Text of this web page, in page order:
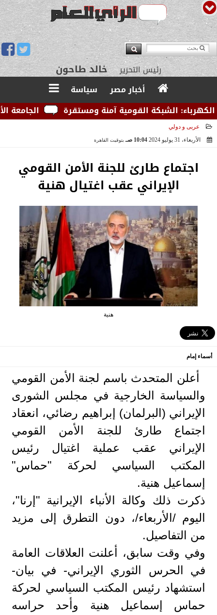
مدير التحرير يوسف قبودان
أخبار مصر
سياسة
الجامعة
الشبكة القومية آمنة ومستقرة
عربى و دولي
الأربعاء، 31 يوليو 2024
10:04 صـ بتوقيت القاهرة
اجتماع طارئ للجنة الأمن القومي
الإيراني عقب اغتيال هنية
هنية
أسماء إمام
أعلن المتحدث باسم لجنة الأمن القومي
والسياسة الخارجية في مجلس الشورى
الإيراني (البرلمان) إبراهیم رضائي، انعقاد
اجتماع طارئ للجنة الأمن القومي
الإيراني عقب عملية اغتيال رئيس
المكتب السياسي لحركة "حماس"
إسماعيل هنية.
ذكرت ذلك وكالة الأنباء الإيرانية "إرنا"،
اليوم /الأربعاء/، دون التطرق إلى مزيد
من التفاصيل.
وفي وقت سابق، أعلنت العلاقات العامة
في الحرس الثوري الإيراني- في بيان-
استشهاد رئيس المكتب السياسي لحركة
حماس إسماعيل هنية وأحد حراسه